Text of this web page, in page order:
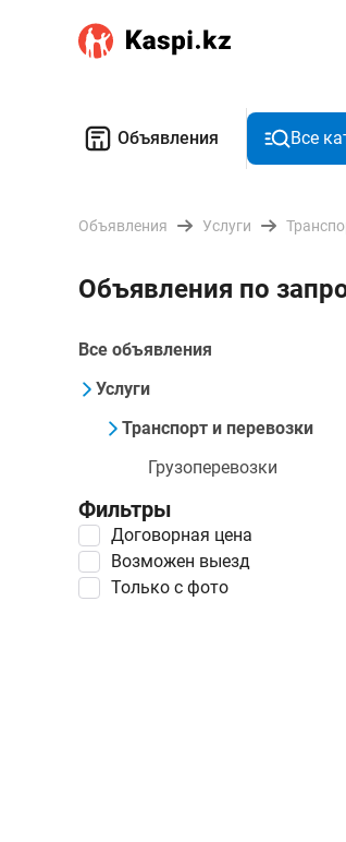
Объявления Все
Объявления Услуги
Объявления по
Все объявления
Услуги
Транспорт и перевозки
Грузоперевозки
Фильтры
Договорная цена
Возможен выезд
Только с фото